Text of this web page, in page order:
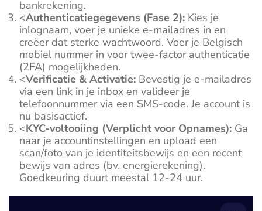
bankrekening.
<Authenticatiegegevens (Fase 2): Kies je
inlognaam, voer je unieke e-mailadres in en
creëer dat sterke wachtwoord. Voer je Belgisch
mobiel nummer in voor twee-factor authenticatie
(2FA) mogelijkheden.
<Verificatie & Activatie: Bevestig je e-mailadres
via een link in je inbox en valideer je
telefoonnummer via een SMS-code. Je account is
nu basisactief.
<KYC-voltooiing (Verplicht voor Opnames): Ga
naar je accountinstellingen en upload een
scan/foto van je identiteitsbewijs en een recent
bewijs van adres (bv. energierekening).
Goedkeuring duurt meestal 12-24 uur.